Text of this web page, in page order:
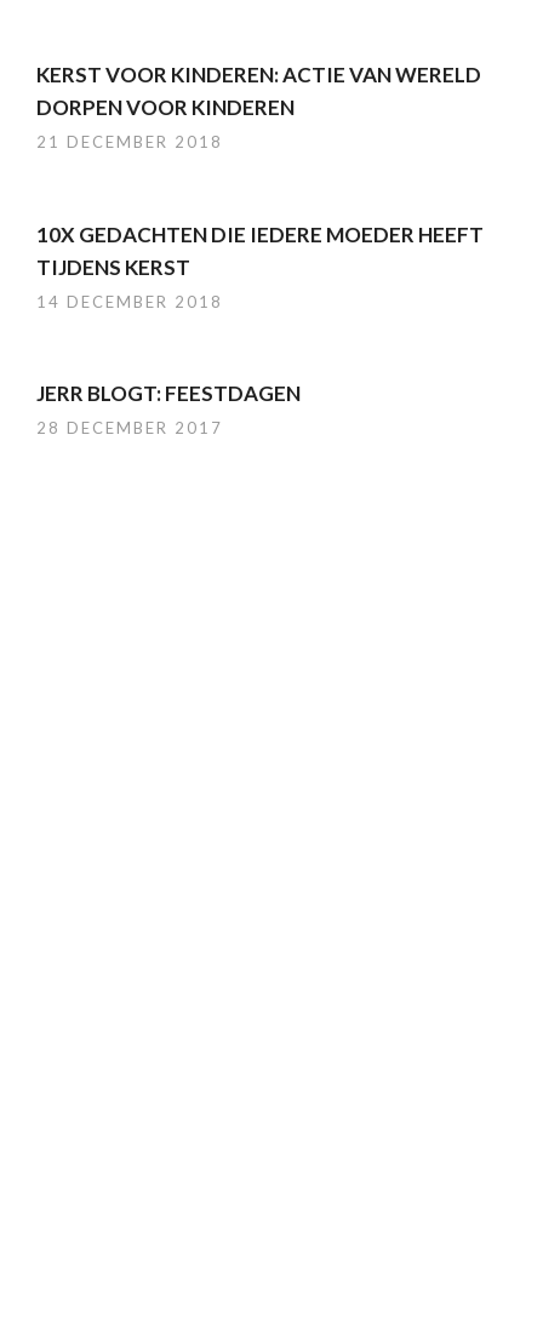
KERST VOOR KINDEREN: ACTIE VAN WERELD
DORPEN VOOR KINDEREN
21 DECEMBER 2018
10X GEDACHTEN DIE IEDERE MOEDER HEEFT
TIJDENS KERST
14 DECEMBER 2018
JERR BLOGT: FEESTDAGEN
28 DECEMBER 2017